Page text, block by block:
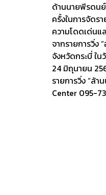
ด้านนายพีรดนย์
ครั้งในการจัดร
ความโดดเด่นแ
จากรายการวิ่ง
จังหวัดกระบี่ ใ
24 มิถุนายน
รายการวิ่ง “ล้
Center 095-